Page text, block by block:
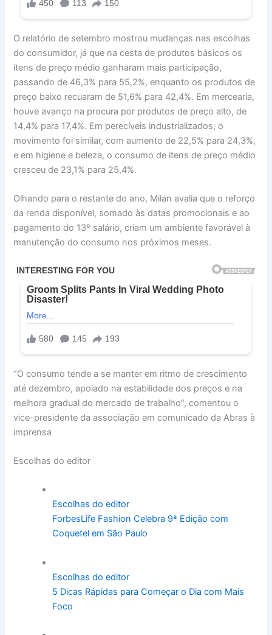
O relatório de setembro mostrou mudanças nas escolhas
do consumidor, já que na cesta de produtos básicos os
itens de preço médio ganharam mais participação,
passando de 46,3% para 55,2%, enquanto os produtos de
preço baixo recuaram de 51,6% para 42,4%. Em mercearia,
houve avanço na procura por produtos de preço alto, de
14,4% para 17,4%. Em perecíveis industrializados, o
movimento foi similar, com aumento de 22,5% para 24,3%,
e em higiene e beleza, o consumode itens de preço médio
cresceu de 23,1% para 25,4%.
Olhando para o restante do ano, Milan avalia que o reforço
da renda disponível, somado às datas promocionais e ao
pagamento do 13º salário, criam um ambiente favorável à
manutenção do consumo nos próximos meses.
“O consumotende a se manter em ritmo de crescimento
até dezembro, apoiado na estabilidade dos preços e na
melhora gradual do mercado de trabalho”, comentou o
vice-presidente da associação emcomunicado da Abras à
imprensa
Escolhas do editor
Escolhas do editor
ForbesLife Fashion Celebra 9ª Edição com
Coquetel em São Paulo
Escolhas do editor
5 Dicas Rápidas para Começar o Dia com Mais
Foco